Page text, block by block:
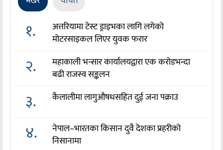
१.
अत्तरियामा टेस्ट ड्राइभका लागि लगेको
मोटरसाइकल लिएर युवक फरार
२.
महाकाली भन्सार कार्यालयद्वारा एक करोडभन्दा
बढी राजस्व सङ्कलन
३. कैलालीमा लागुऔषधसहित दुई जना पक्राउ
४.
नेपाल–भारतका किसान दुवै देशका प्रहरीको
निसानामा